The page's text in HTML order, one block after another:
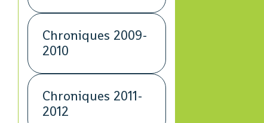
Chroniques 2009-
2010
Chroniques 2011-
2012